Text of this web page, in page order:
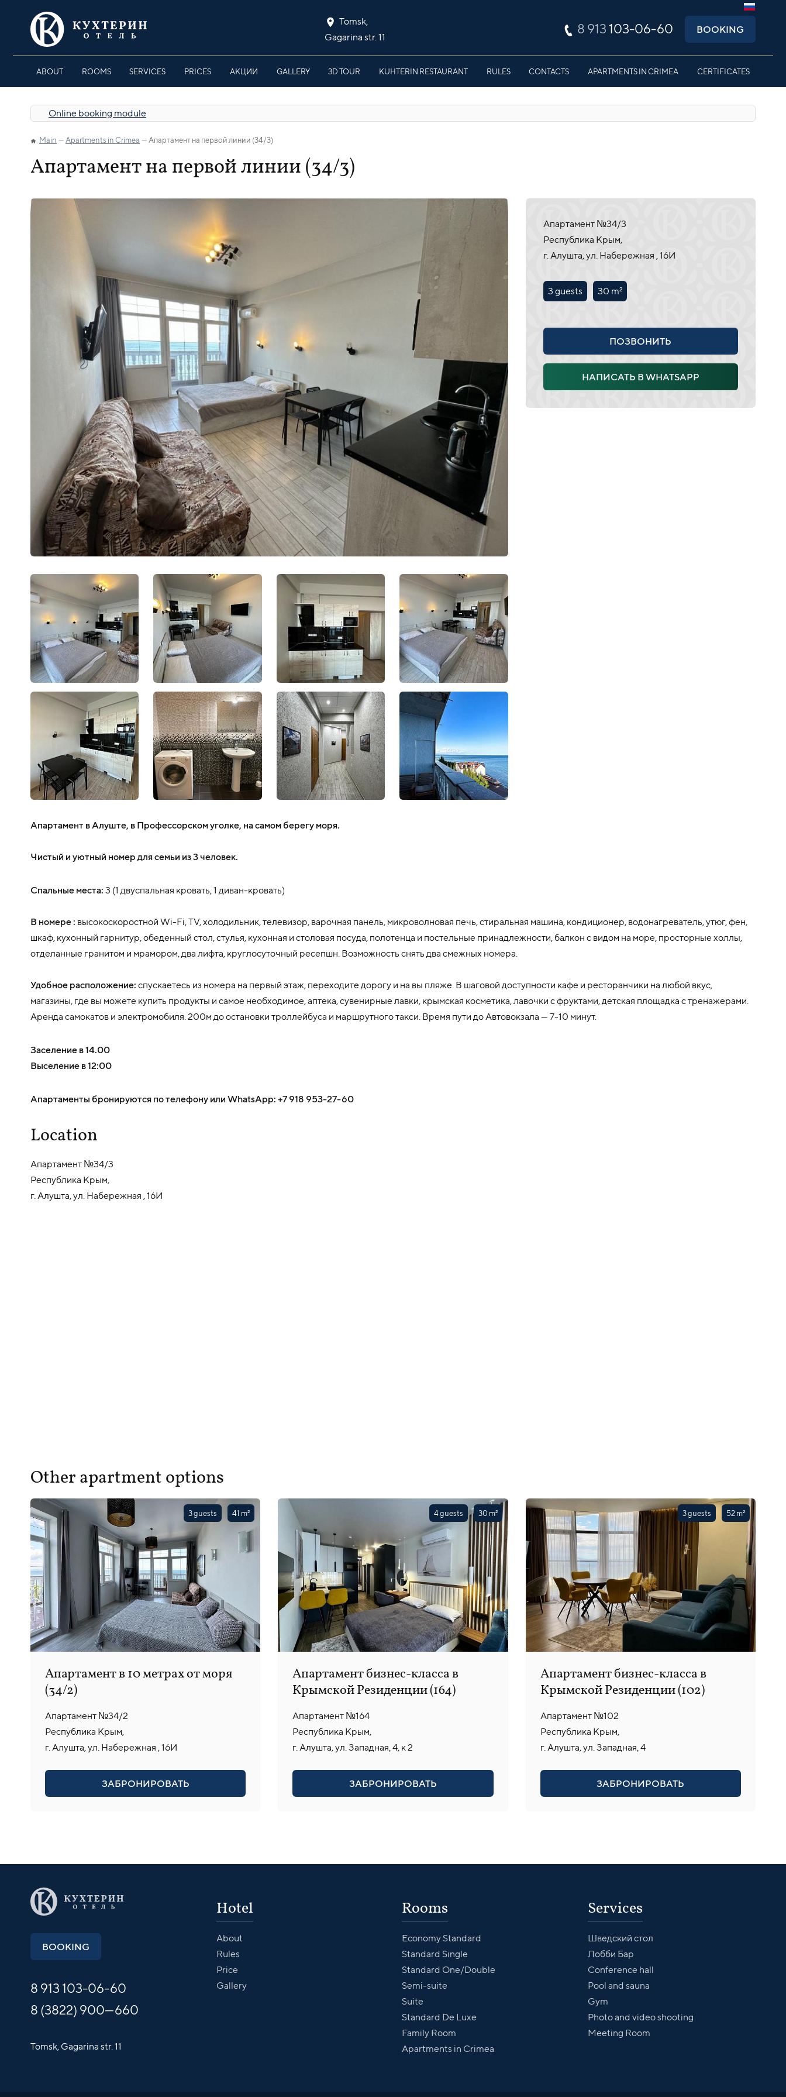
Tomsk,
Gagarina str. 11
8 913103-06-60 BOOKING
ABOUT ROOMS SERVICES PRICES АКЦИИ GALLERY 3D TOUR KUHTERIN RESTAURANT RULES CONTACTS APARTMENTS IN CRIMEA CERTIFICATES
Online booking module
Main Apartments in Crimea Апартамент на первой линии (34/3)
Апартамент на первой линии (34/3)
Апартамент №34/3
Республика Крым,
г. Алушта, ул. Набережная , 16И
3 guests 30 m²
ПОЗВОНИТЬ
НАПИСАТЬ В WHATSAPP
Апартамент в Алуште, в Профессорском уголке, на самом берегу моря.
Чистый и уютный номер для семьи из 3 человек.
Спальные места: 3 (1 двуспальная кровать, 1 диван-кровать)
В номере : высокоскоростной Wi-Fi, TV, холодильник, телевизор, варочная панель, микроволновая печь, стиральная машина, кондиционер, водонагреватель, утюг, фен,
шкаф, кухонный гарнитур, обеденный стол, стулья, кухонная и столовая посуда, полотенца и постельные принадлежности, балкон с видом на море, просторные холлы,
отделанные гранитом и мрамором, два лифта, круглосуточный ресепшн. Возможность снять два смежных номера.
Удобное расположение: спускаетесь из номера на первый этаж, переходите дорогу и на вы пляже. В шаговой доступности кафе и ресторанчики на любой вкус,
магазины, где вы можете купить продукты и самое необходимое, аптека, сувенирные лавки, крымская косметика, лавочки с фруктами, детская площадка с тренажерами.
Аренда самокатов и электромобиля. 200м до остановки троллейбуса и маршрутного такси. Время пути до Автовокзала — 7-10 минут.
Заселение в 14.00
Выселение в 12:00
Апартаменты бронируются по телефону или WhatsApp: +7 918 953-27-60
Location
Апартамент №34/3
Республика Крым,
г. Алушта, ул. Набережная , 16И
Other apartment options
3 guests 41 m²
Апартамент в 10 метрах от моря
(34/2)
Апартамент №34/2
Республика Крым,
г. Алушта, ул. Набережная , 16И
ЗАБРОНИРОВАТЬ
4 guests 30 m²
Апартамент бизнес-класса в
Крымской Резиденции (164)
Апартамент №164
Республика Крым,
г. Алушта, ул. Западная, 4, к 2
ЗАБРОНИРОВАТЬ
3 guests 52 m²
Апартамент бизнес-класса в
Крымской Резиденции (102)
Апартамент №102
Республика Крым,
г. Алушта, ул. Западная, 4
ЗАБРОНИРОВАТЬ
BOOKING
8 913103-06-60
8 (3822) 900—660
Tomsk, Gagarina str. 11
Hotel
About
Rules
Price
Gallery
Rooms
Economy Standard
Standard Single
Standard One/Double
Semi-suite
Suite
Standard De Luxe
Family Room
Apartments in Crimea
Services
Шведский стол
Лобби Бар
Conference hall
Pool and sauna
Gym
Photo and video shooting
Meeting Room